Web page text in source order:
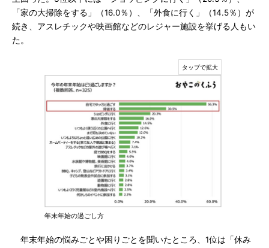
「家の大掃除をする」（16.0％）、「外食に行く」（14.5％）が
続き、アスレチックや映画館などのレジャー施設を挙げる人もい
た。
年末年始の過ごし方
年末年始の悩みごとや困りごとを聞いたところ、1位は「休み